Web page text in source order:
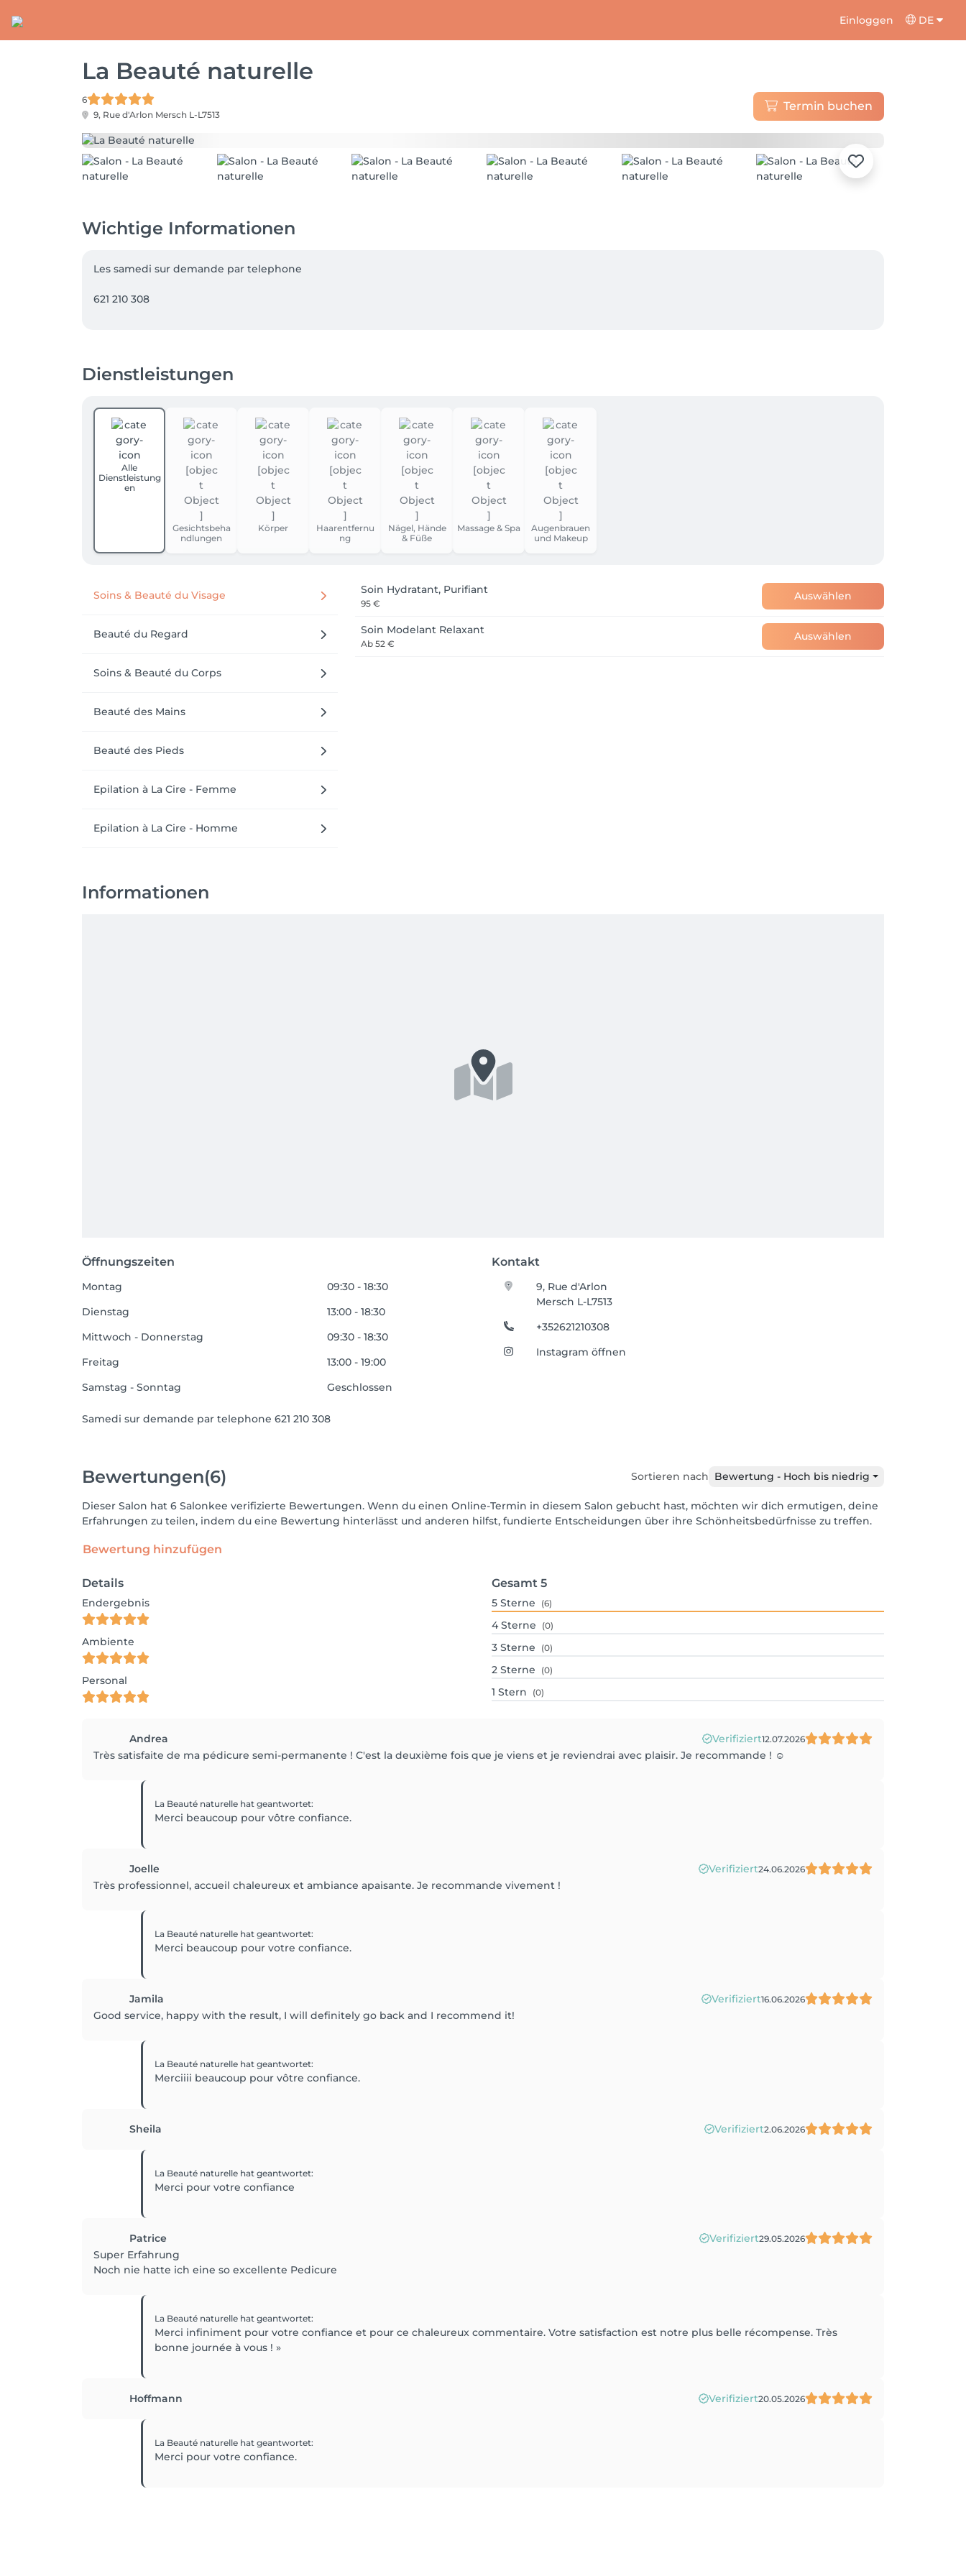
Einloggen DE
La Beauté naturelle
6
9, Rue d'Arlon Mersch L-L7513
Termin buchen
Wichtige Informationen
Les samedi sur demande par telephone
621 210 308
Dienstleistungen
Alle
Dienstleistung
en
Gesichtsbeha
ndlungen
Körper
Haarentfernu
ng
Nägel, Hände
& Füße
Massage & Spa
Augenbrauen
und Makeup
Soins & Beauté du Visage
Beauté du Regard
Soins & Beauté du Corps
Beauté des Mains
Beauté des Pieds
Epilation à La Cire - Femme
Epilation à La Cire - Homme
Soin Hydratant, Purifiant
95 €
Auswählen
Soin Modelant Relaxant
Ab 52 €
Auswählen
Informationen
Öffnungszeiten Kontakt
Montag
09:30 - 18:30
Dienstag
13:00 - 18:30
Mittwoch - Donnerstag
09:30 - 18:30
Freitag
13:00 - 19:00
Samstag - Sonntag
Geschlossen
Samedi sur demande par telephone 621 210 308
9, Rue d'Arlon
Mersch L-L7513
+352621210308
Instagram öffnen
Bewertungen(6) Sortieren nach Bewertung - Hoch bis niedrig
Dieser Salon hat 6 Salonkee verifizierte Bewertungen. Wenn du einen Online-Termin in diesem Salon gebucht hast, möchten wir dich ermutigen, deine
Erfahrungen zu teilen, indem du eine Bewertung hinterlässt und anderen hilfst, fundierte Entscheidungen über ihre Schönheitsbedürfnisse zu treffen.
Bewertung hinzufügen
Details
Endergebnis
Ambiente
Personal
Gesamt 5
5 Sterne (6)
4 Sterne (0)
3 Sterne (0)
2 Sterne (0)
1 Stern (0)
Andrea Verifiziert12.07.2026
Très satisfaite de ma pédicure semi-permanente ! C'est la deuxième fois que je viens et je reviendrai avec plaisir. Je recommande ! ☺️
La Beauté naturelle hat geantwortet:
Joelle Verifiziert24.06.2026
Très professionnel, accueil chaleureux et ambiance apaisante. Je recommande vivement !
La Beauté naturelle hat geantwortet:
Merci beaucoup pour votre confiance.
Jamila Verifiziert16.06.2026
Good service, happy with the result, I will definitely go back and I recommend it!
La Beauté naturelle hat geantwortet:
Merciiii beaucoup pour vôtre confiance.
Sheila Verifiziert2.06.2026
La Beauté naturelle hat geantwortet:
Merci pour votre confiance
Patrice Verifiziert29.05.2026
Super Erfahrung
Noch nie hatte ich eine so excellente Pedicure
La Beauté naturelle hat geantwortet:
Merci infiniment pour votre confiance et pour ce chaleureux commentaire. Votre satisfaction est notre plus belle récompense. Très
bonne journée à vous ! »
Hoffmann Verifiziert20.05.2026
La Beauté naturelle hat geantwortet:
Merci pour votre confiance.